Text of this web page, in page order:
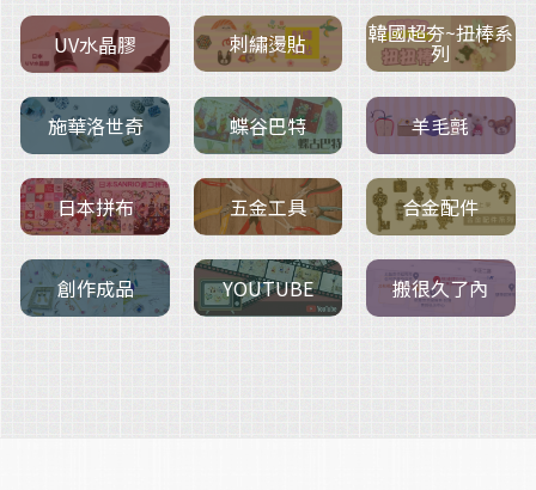
UV水晶膠 刺繡燙貼 韓國超夯~扭棒系
列
施華洛世奇 蝶谷巴特 羊毛氈
日本拼布 五金工具 合金配件
創作成品 YOUTUBE 搬很久了內